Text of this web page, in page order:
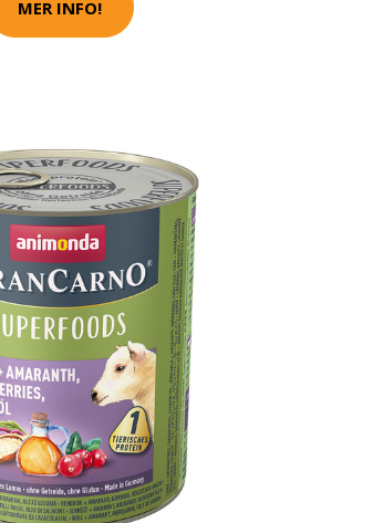
MER INFO!